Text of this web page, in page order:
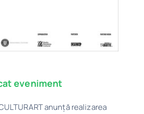
eveniment
anunță realizarea